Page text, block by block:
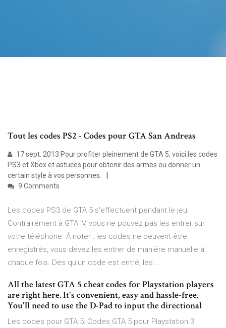
Tout les codes PS2 - Codes pour GTA San Andreas
17 sept. 2013 Pour profiter pleinement de GTA 5, voici les codes
PS3 et Xbox et astuces pour obtenir des armes ou donner un
certain style à vos personnes.
9 Comments
Les codes PS3 de GTA 5 s'effectuent pendant le jeu.
Contrairement à GTA IV, vous ne pouvez pas les entrer sur
votre téléphone. À noter : les codes ne peuvent être
enregistrés, vous devez les entrer de manière manuelle à
chaque fois. Dès qu'un code est entré, les …
All the latest GTA 5 cheat codes for Playstation players
are right here. It's convenient, easy and hassle-free.
You'll need to use the D-Pad to input the directional
Les codes pour GTA 5: Codes GTA 5 pour Playstation 3